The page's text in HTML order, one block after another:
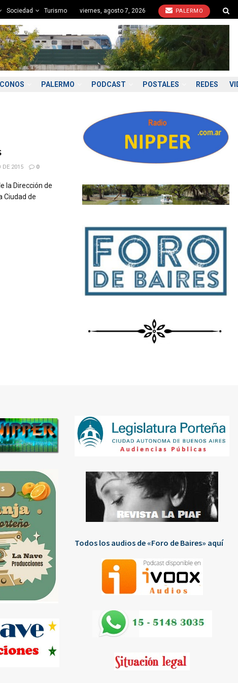
Sociedad Turismo viernes, agosto 7, 2026 PALERMO
ICONOS PALERMO PODCAST POSTALES REDES
DE 2015 0
la Dirección de
Ciudad de
Todos los audios de «Foro de Baires» aquí